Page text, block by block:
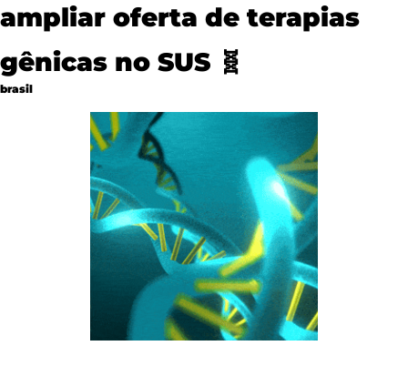
ampliar oferta de terapias
gênicas no SUS 🧬
brasil